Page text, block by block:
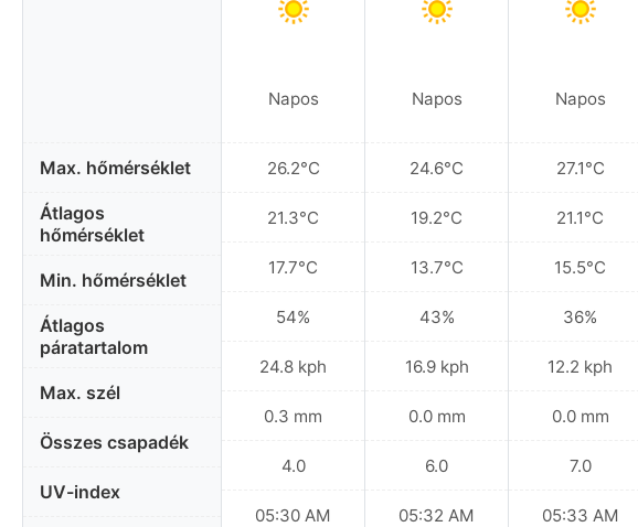
Max. hőmérséklet
Átlagos
hőmérséklet
Min. hőmérséklet
Átlagos
páratartalom
Max. szél
Összes csapadék
UV-index
Napos
26.2°C
21.3°C
17.7°C
54%
24.8 kph
0.3 mm
4.0
05:30 AM
Napos
24.6°C
19.2°C
13.7°C
43%
16.9 kph
0.0 mm
6.0
05:32 AM
Napos
27.1°C
21.1°C
15.5°C
36%
12.2 kph
0.0 mm
7.0
05:33 AM